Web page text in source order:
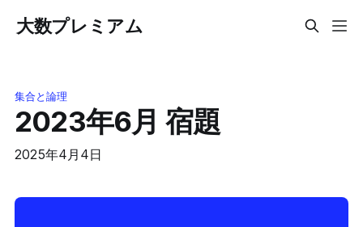
大数プレミアム
集合と論理
2023年6月 宿題
2025年4月4日